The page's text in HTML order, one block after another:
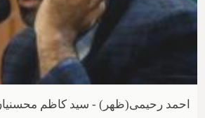
احمد رحیمی(ظهر) - سید کاظم